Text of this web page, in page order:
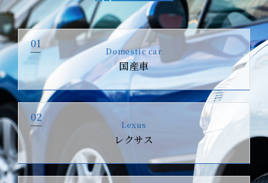
01
Domestic car
国産車
02
Lexus
レクサス